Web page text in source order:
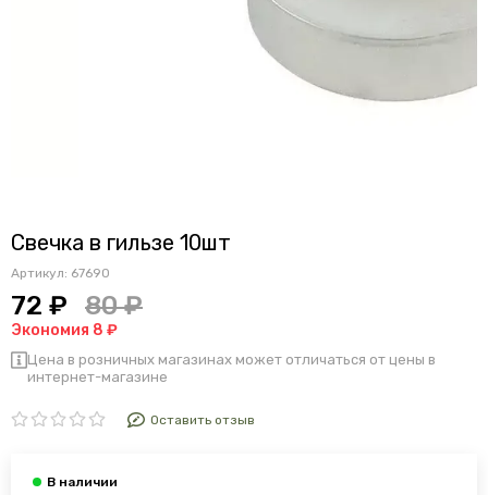
Свечка в гильзе 10шт
Артикул: 67690
72 ₽ 80 ₽
Экономия 8 ₽
Цена в розничных магазинах может отличаться от цены в
интернет-магазине
Оставить отзыв